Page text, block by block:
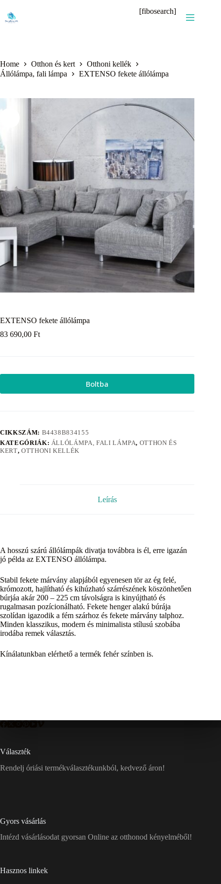
content
[fibosearch]
Home Otthon és kert
Otthoni kellék
Állólámpa, fali lámpa
EXTENSO fekete állólámpa
EXTENSO fekete állólámpa
83 690,00 Ft
Boltba
CIKKSZÁM: B4438B834155
KATEGÓRIÁK: ÁLLÓLÁMPA, FALI LÁMPA, OTTHON ÉS
KERT, OTTHONI KELLÉK
Leírás
A hosszú szárú állólámpák divatja továbbra is él, erre igazán
jó példa az EXTENSO állólámpa.
Stabil fekete márvány alapjából egyenesen tör az ég felé,
krómozott, hajlítható és kihúzható szárrészének köszönhetően
búrjáa akár 200 – 225 cm távolságra is kinyújtható és
rugalmasan pozícionálható. Fekete henger alakú búrája
szolídan igazodik a fém szárhoz és fekete márvány talphoz.
Minden klasszikus, modern és minimalista stílusú szobába
irodába remek választás.
Kínálatunkban elérhető a termék fehér színben is.
Választék
Rendelj óriási termékválasztékunkból, kedvező áron!
Gyors vásárlás
Intézd vásárlásodat gyorsan Online az otthonod kényelméből!
Hasznos linkek